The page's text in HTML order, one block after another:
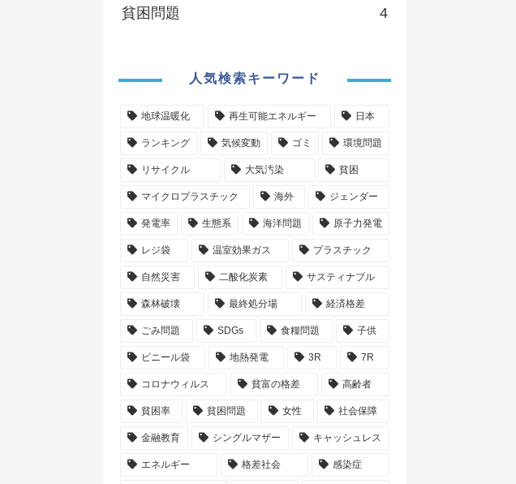
貧困問題 4
人気検索キーワード
地球温暖化 再生可能エネルギー 日本
ランキング 気候変動 ゴミ 環境問題
リサイクル 大気汚染 貧困
マイクロプラスチック 海外 ジェンダー
発電率 生態系 海洋問題 原子力発電
レジ袋 温室効果ガス プラスチック
自然災害 二酸化炭素 サスティナブル
森林破壊 最終処分場 経済格差
ごみ問題 SDGs 食糧問題 子供
ビニール袋 地熱発電 3R 7R
コロナウィルス 貧富の格差 高齢者
貧困率 貧困問題 女性 社会保障
金融教育 シングルマザー キャッシュレス
エネルギー 格差社会 感染症